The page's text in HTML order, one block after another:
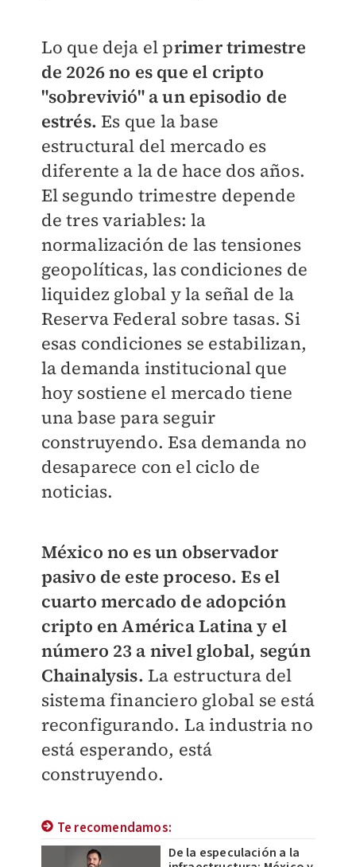
Lo que deja el primer trimestre
de 2026 no es que el cripto
"sobrevivió" a un episodio de
estrés.Es que la base
estructural del mercado es
diferente a la de hace dos años.
El segundo trimestre depende
de tres variables: la
normalización de las tensiones
geopolíticas, las condiciones de
liquidez global y la señal de la
Reserva Federal sobre tasas. Si
esas condiciones se estabilizan,
la demanda institucional que
hoy sostiene el mercado tiene
una base para seguir
construyendo. Esa demanda no
desaparece con el ciclo de
noticias.
México no es un observador
pasivo de este proceso. Es el
cuarto mercado de adopción
cripto en América Latina y el
número 23 a nivel global, según
Chainalysis.La estructura del
sistema financiero global se está
reconfigurando. La industria no
está esperando, está
construyendo.
Te recomendamos:
De la especulación a la